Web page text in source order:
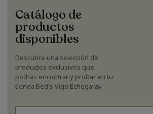
Catálogo de
productos
disponibles
Descubre una selección de
productos exclusivos que
podrás encontrar y probar en tu
tienda Bed's Vigo Echegaray